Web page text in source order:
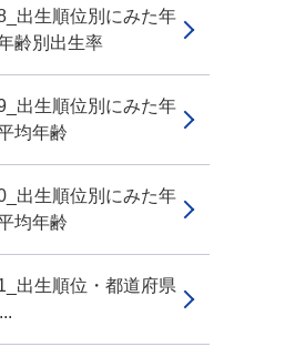
出生順位別にみた年
齢別出生率
出生順位別にみた年
均年齢
出生順位別にみた年
均年齢
出生順位・都道府県